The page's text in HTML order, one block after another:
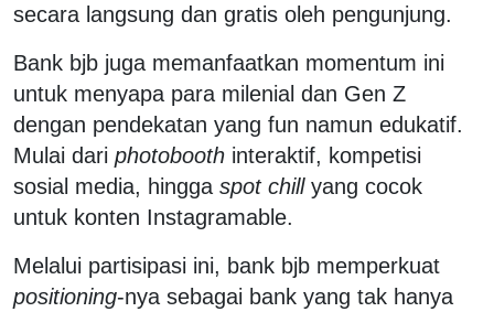
secara langsung dan gratis oleh pengunjung.
Bank bjb juga memanfaatkan momentum ini
untuk menyapa para milenial dan Gen Z
dengan pendekatan yang fun namun edukatif.
Mulai dari photobooth interaktif, kompetisi
sosial media, hingga spot chillyang cocok
untuk konten Instagramable.
Melalui partisipasi ini, bank bjb memperkuat
positioning-nya sebagai bank yang tak hanya